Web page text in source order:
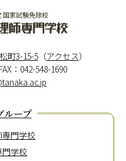
国家試験免除校
町3-15-5（アクセス）
：042-548-1690
ループ
専門学校
門学校